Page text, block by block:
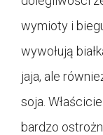
wymioty i
wywołują
jaja, ale
soja.
bardzo